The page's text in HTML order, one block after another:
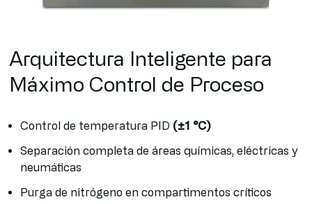
Arquitectura Inteligente para
Máximo Control de Proceso
Control de temperatura PID (±1 °C)
Separación completa de áreas químicas, eléctricas y
neumáticas
Purga de nitrógeno en compartimentos críticos